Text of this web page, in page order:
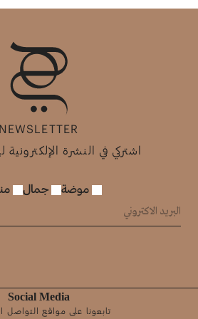
NEWSLETTER
اشتركي في النشرة
موضة جمال
Social Media
تابعونا على مواقع التواصل